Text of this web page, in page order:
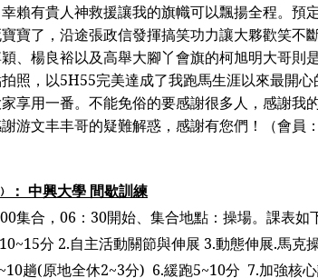
賴有貴人神救援讓我的旗幟可以飄揚全程。預
寶了，沿途張政信發揮搞笑功力讓大夥歡笑不
、 楊良裕以及高舉大腳丫會旗的柯旭明大哥則
照，以5H55完美達成了我跑馬生涯以來最開
享用一番。不能免俗的要感謝很多人，感謝
游文丰丰哥的疑難解惑，感謝有您們！ （會員
﹚ ： 中興大學 間歇訓練
00集合， 06 ： 30開始、集合地點：操場。課表如
10~15分 2.自主活動關節與伸展 3.動態伸展.馬克
趟(原地全休2~3分) 6.緩跑5~10分 7.加強核